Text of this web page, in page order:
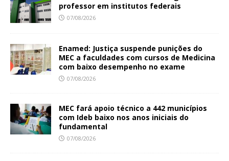
professor em institutos federais
07/08/2026
Enamed: Justiça suspende punições do
MEC a faculdades com cursos de Medicina
com baixo desempenho no exame
07/08/2026
MEC fará apoio técnico a 442 municípios
com Ideb baixo nos anos iniciais do
fundamental
07/08/2026